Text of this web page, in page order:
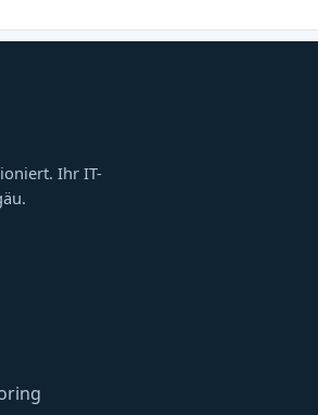
Ihr IT-